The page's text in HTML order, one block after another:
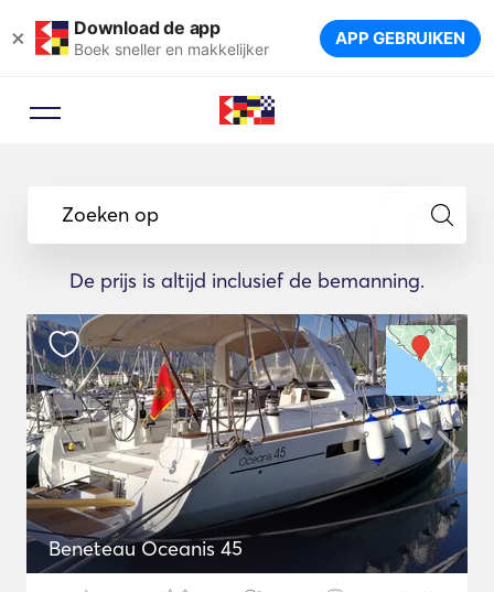
× Download de app
Boek sneller en makkelijker APP GEBRUIKEN
Zoeken op
De prijs is altijd inclusief de bemanning.
Beneteau Oceanis 45